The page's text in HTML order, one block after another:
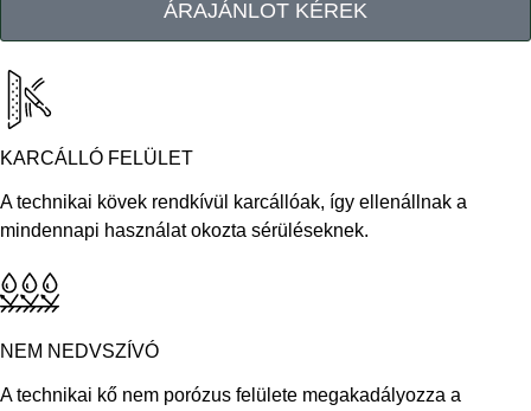
ÁRAJÁNLOT KÉREK
KARCÁLLÓ FELÜLET
A technikai kövek rendkívül karcállóak, így ellenállnak a
mindennapi használat okozta sérüléseknek.
NEM NEDVSZÍVÓ
A technikai kő nem porózus felülete megakadályozza a